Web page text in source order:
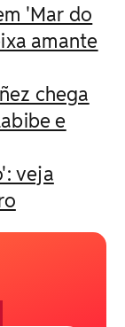
'Mar do
amante
chega
e
veja